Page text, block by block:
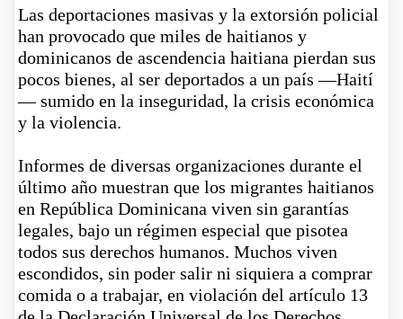
Las deportaciones masivas y la extorsión policial
han provocado que miles de haitianos y
dominicanos de ascendencia haitiana pierdan sus
pocos bienes, al ser deportados a un país —Haití
— sumido en la inseguridad, la crisis económica
y la violencia.
Informes de diversas organizaciones durante el
último año muestran que los migrantes haitianos
en República Dominicana viven sin garantías
legales, bajo un régimen especial que pisotea
todos sus derechos humanos. Muchos viven
escondidos, sin poder salir ni siquiera a comprar
comida o a trabajar, en violación del artículo 13